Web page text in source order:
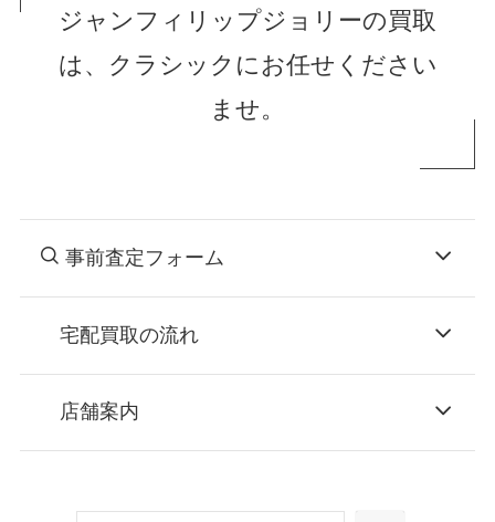
ジャンフィリップジョリーの買取
は、クラシックにお任せください
ませ。
事前査定フォーム
宅配買取の流れ
お申込み
店舗案内